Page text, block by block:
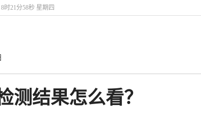
时21分58秒 星期四
测结果怎么看？